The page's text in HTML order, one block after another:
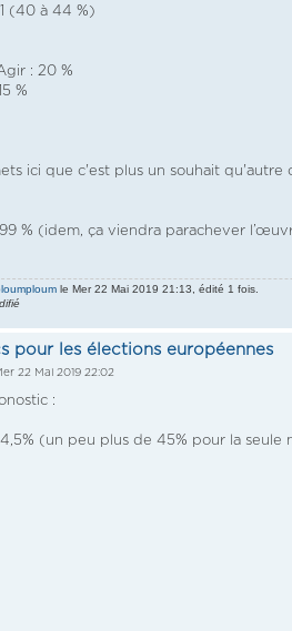
(40 à 44 %)
: 20 %
%
ici que c'est plus un souhait qu'autre
% (idem, ça viendra parachever
le Mer 22 Mai 2019 21:13, édité 1 fois.
pour les élections européennes
22 Mai 2019 22:02
:
(un peu plus de 45% pour la seule